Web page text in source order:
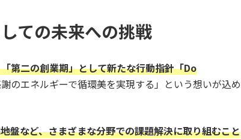
ての未来への挑戦
第二の創業期」として新たな行動指針「Do
のエネルギーで循環美を実現する」という想いが込め
盤など、さまざまな分野での課題解決に取り組むこと